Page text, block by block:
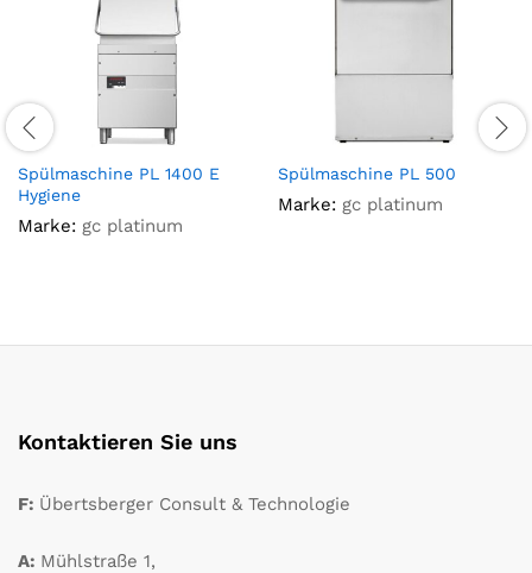
Spülmaschine PL 1400 E
Hygiene
Marke: gc platinum
Spülmaschine PL 500
Marke: gc platinum
Kontaktieren Sie uns
F: Übertsberger Consult & Technologie
A: Mühlstraße 1,